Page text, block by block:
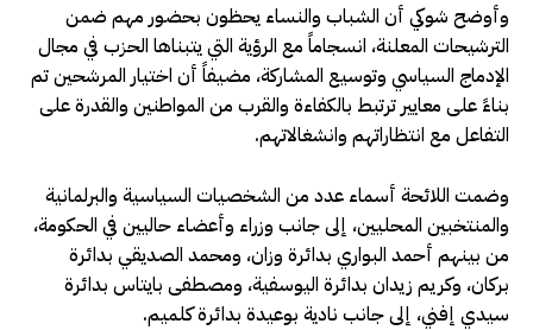
وأوضح شوكي أن الشباب والنساء يحظون بحضور مهم ضمن
الترشيحات المعلنة، انسجاماً مع الرؤية التي يتبناها الحزب في مجال
الإدماج السياسي وتوسيع المشاركة، مضيفاً أن اختيار المرشحين تم
بناءً على معايير ترتبط بالكفاءة والقرب من المواطنين والقدرة على
التفاعل مع انتظاراتهم وانشغالاتهم.
وضمت اللائحة أسماء عدد من الشخصيات السياسية والبرلمانية
والمنتخبين المحليين، إلى جانب وزراء وأعضاء حاليين في الحكومة،
من بينهم أحمد البواري بدائرة وزان، ومحمد الصديقي بدائرة
بركان، وكريم زيدان بدائرة اليوسفية، ومصطفى بايتاس بدائرة
سيدي إفني، إلى جانب نادية بوعيدة بدائرة كلميم.